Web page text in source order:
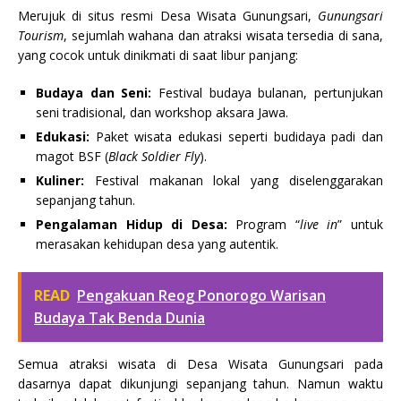
Merujuk di situs resmi Desa Wisata Gunungsari, Gunungsari
Tourism, sejumlah wahana dan atraksi wisata tersedia di sana,
yang cocok untuk dinikmati di saat libur panjang:
Budaya dan Seni: Festival budaya bulanan, pertunjukan
seni tradisional, dan workshop aksara Jawa.
Edukasi: Paket wisata edukasi seperti budidaya padi dan
magot BSF (Black Soldier Fly).
Kuliner: Festival makanan lokal yang diselenggarakan
sepanjang tahun.
Pengalaman Hidup di Desa: Program “live in” untuk
merasakan kehidupan desa yang autentik.
READ Pengakuan Reog Ponorogo Warisan
Budaya Tak Benda Dunia
Semua atraksi wisata di Desa Wisata Gunungsari pada
dasarnya dapat dikunjungi sepanjang tahun. Namun waktu